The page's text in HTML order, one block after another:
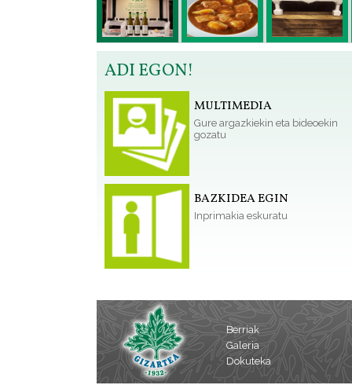
ADI EGON!
MULTIMEDIA
Gure argazkiekin eta bideoekin
gozatu
BAZKIDEA EGIN
Inprimakia eskuratu
Berriak
Galeria
Dokuteka